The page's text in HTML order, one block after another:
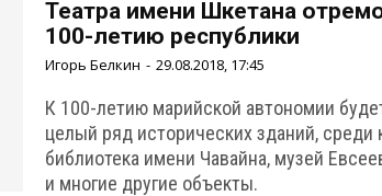
Театра имени Шкетана
100-летию республики
Игорь Белкин - 29.08.2018, 17:45
К 100-летию марийской автономии
целый ряд исторических зданий, среди
библиотека имени Чавайна, музей
и многие другие объекты.